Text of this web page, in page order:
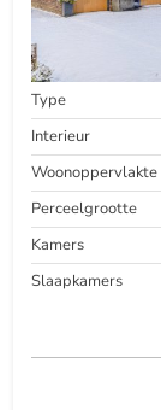
Type
Interieur
Woonoppervlakte
Perceelgrootte
Kamers
Slaapkamers